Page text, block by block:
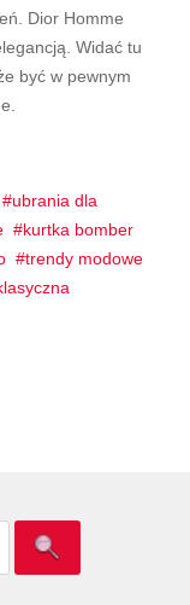
Dior Homme
Widać tu
być w pewnym
ubrania dla
kurtka bomber
trendy modowe